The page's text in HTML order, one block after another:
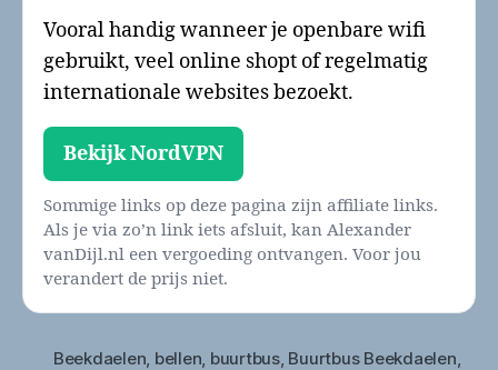
Vooral handig wanneer je openbare wifi
gebruikt, veel online shopt of regelmatig
internationale websites bezoekt.
Bekijk NordVPN
Sommige links op deze pagina zijn affiliate links.
Als je via zo’n link iets afsluit, kan Alexander
vanDijl.nl een vergoeding ontvangen. Voor jou
verandert de prijs niet.
Beekdaelen bellen buurtbus, Buurtbus Beekdaelen